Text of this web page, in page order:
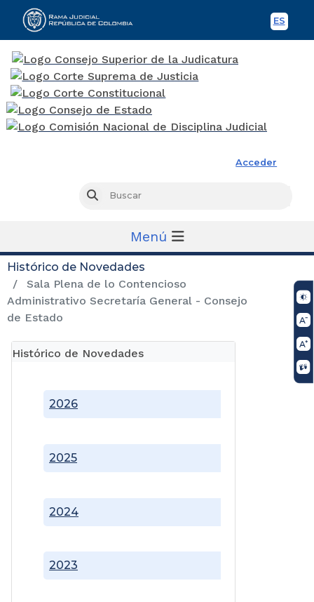
ES
Acceder
Buscar
Menú
Histórico de Novedades
Sala Plena de lo Contencioso
Administrativo Secretaría General - Consejo
de Estado
Histórico de Novedades
2023
2024
2025
2026